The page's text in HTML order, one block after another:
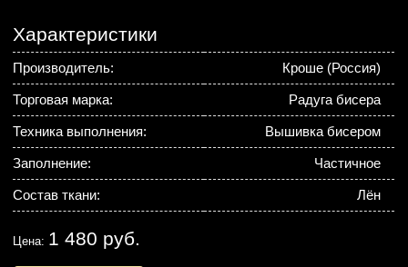
Характеристики
Производитель: Кроше (Россия)
Торговая марка: Радуга бисера
Техника выполнения: Вышивка бисером
Заполнение: Частичное
Состав ткани: Лён
Цена: 1 480 руб.